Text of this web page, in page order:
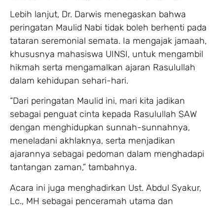
Lebih lanjut, Dr. Darwis menegaskan bahwa
peringatan Maulid Nabi tidak boleh berhenti pada
tataran seremonial semata. Ia mengajak jamaah,
khususnya mahasiswa UINSI, untuk mengambil
hikmah serta mengamalkan ajaran Rasulullah
dalam kehidupan sehari-hari.
“Dari peringatan Maulid ini, mari kita jadikan
sebagai penguat cinta kepada Rasulullah SAW
dengan menghidupkan sunnah-sunnahnya,
meneladani akhlaknya, serta menjadikan
ajarannya sebagai pedoman dalam menghadapi
tantangan zaman,” tambahnya.
Acara ini juga menghadirkan Ust. Abdul Syakur,
Lc., MH sebagai penceramah utama dan